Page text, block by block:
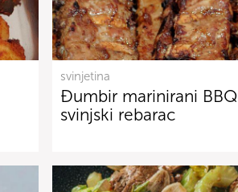
svinjetina
Đumbir marinirani BBQ
svinjski rebarac